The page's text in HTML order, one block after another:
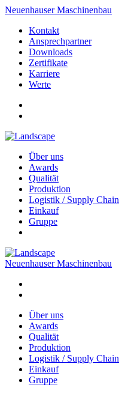
Neuenhauser Maschinenbau
Kontakt
Ansprechpartner
Downloads
Zertifikate
Karriere
Werte
Über uns
Awards
Qualität
Produktion
Logistik / Supply Chain
Einkauf
Gruppe
Neuenhauser Maschinenbau
Über uns
Awards
Qualität
Produktion
Logistik / Supply Chain
Einkauf
Gruppe